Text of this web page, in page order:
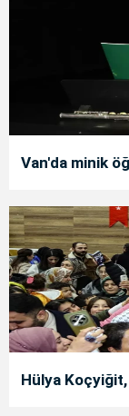
Van'da minik
Hülya Koçyiğit,